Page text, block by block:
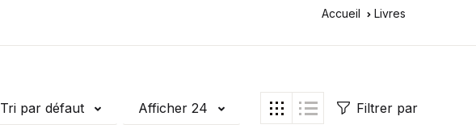
Accueil Livres
Tri par défaut Afficher 24 Filtrer par